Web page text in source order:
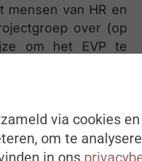
mensen van HR en
over (op
om het EVP te
in beeld gebracht
naar een aantal
bouwstenen
via cookies
om te
in ons